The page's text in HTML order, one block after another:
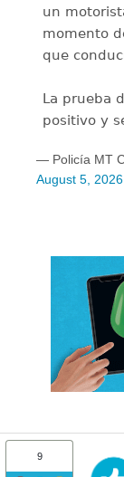
un
momento
que
La prueba
positivo y
— Policía MT
August 5, 2026
9